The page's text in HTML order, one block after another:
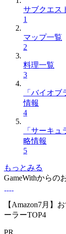
サブクエス
1
マップ一覧
2
料理一覧
3
「バイオ
情報
4
「サーキ
略情報
5
もっとみる
GameWithからの
【Amazon7月】
ーラーTOP4
PR